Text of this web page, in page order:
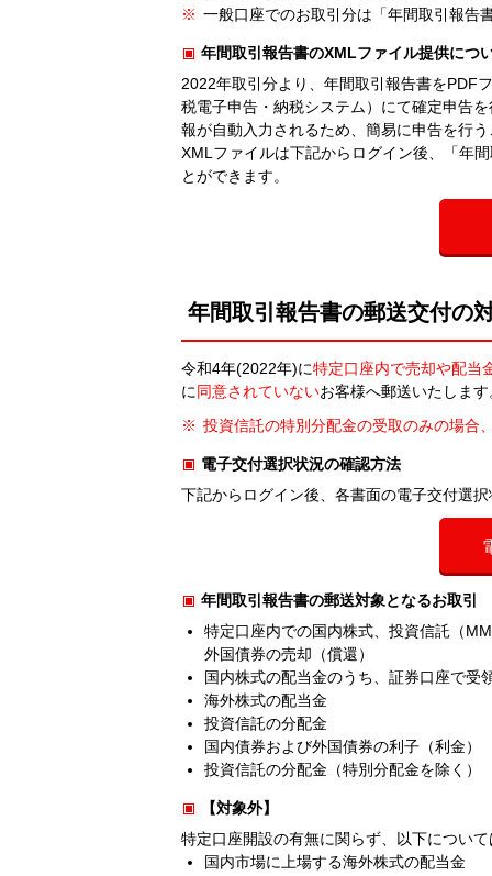
※ 一般口座でのお取引分は「年間取引報告
年間取引報告書のXMLファイル提供につ
2022年取引分より、年間取引報告書をPDF
税電子申告・納税システム）にて確定申告
報が自動入力されるため、簡易に申告を行
XMLファイルは下記からログイン後、「年
とができます。
年間取引報告書の郵送交付の
令和4年(2022年)に特定口座内で売却や配当
に同意されていないお客様へ郵送いたします
投資信託の特別分配金の受取のみの場合
電子交付選択状況の確認方法
下記からログイン後、各書面の電子交付選
年間取引報告書の郵送対象となるお取引
特定口座内での国内株式、投資信託（
外国債券の売却（償還）
国内株式の配当金のうち、証券口座で受
海外株式の配当金
投資信託の分配金
国内債券および外国債券の利子（利金）
投資信託の分配金（特別分配金を除く）
【対象外】
特定口座開設の有無に関らず、以下につい
国内市場に上場する海外株式の配当金